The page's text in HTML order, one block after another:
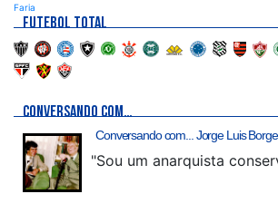
Faria
FUTEBOL TOTAL
CONVERSANDO COM…
Conversando com... Jorge Luis
"Sou um anarquista